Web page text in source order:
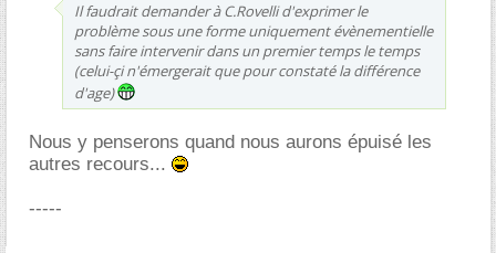
Il faudrait demander à C.Rovelli d'exprimer le
problème sous une forme uniquement évènementielle
sans faire intervenir dans un premier temps le temps
(celui-çi n'émergerait que pour constaté la différence
d'age)
Nous y penserons quand nous aurons épuisé les
autres recours...
-----